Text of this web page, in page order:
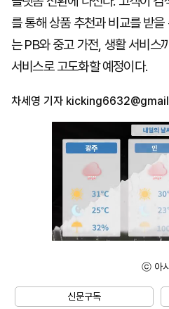
를 통해 상품 추천과 비교를 받
는 PB와 중고 가전, 생활 서비스
서비스로 고도화할 예정이다.
차세영 기자
ⓒ 아시
신문구독